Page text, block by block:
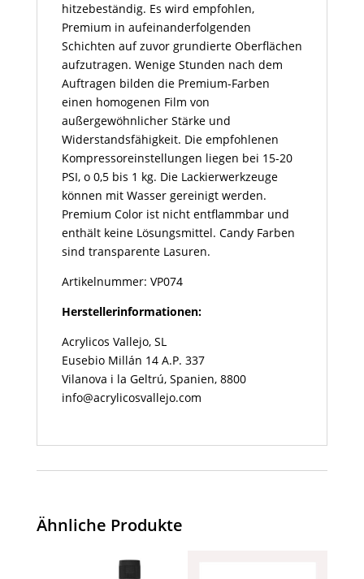
hitzebeständig. Es wird empfohlen,
Premium in aufeinanderfolgenden
Schichten auf zuvor grundierte Oberflächen
aufzutragen. Wenige Stunden nach dem
Auftragen bilden die Premium-Farben
einen homogenen Film von
außergewöhnlicher Stärke und
Widerstandsfähigkeit. Die empfohlenen
Kompressoreinstellungen liegen bei 15-20
PSI, o 0,5 bis 1 kg. Die Lackierwerkzeuge
können mit Wasser gereinigt werden.
Premium Color ist nicht entflammbar und
enthält keine Lösungsmittel. Candy Farben
sind transparente Lasuren.
Artikelnummer: VP074
Herstellerinformationen:
Acrylicos Vallejo, SL
Eusebio Millán 14 A.P. 337
Vilanova i la Geltrú, Spanien, 8800
info@acrylicosvallejo.com
Ähnliche Produkte